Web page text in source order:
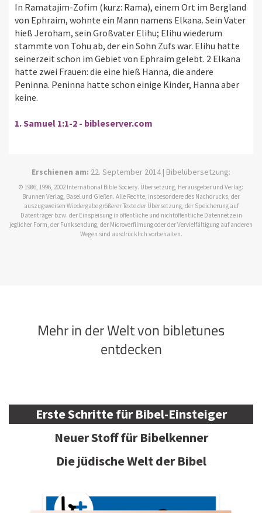
In Ramatajim-Zofim (kurz: Rama), einem Ort im Bergland
von Ephraim, wohnte ein Mann namens Elkana. Sein Vater
hieß Jeroham, sein Großvater Elihu; Elihu wiederum
stammte von Tohu ab, der ein Sohn Zufs war. Elihu hatte
seinerzeit schon im Gebiet von Ephraim gelebt. 2 Elkana
hatte zwei Frauen: die eine hieß Hanna, die andere
Peninna. Peninna hatte schon einige Kinder, Hanna aber
keine.
1. Samuel 1:1-2 - bibleserver.com
Erschienen am: 22. September 2014 | Bibelübersetzung:
© 1986, 1996, 2002 International Bible Society. Übersetzung, Herausgeber und Verlag:
Brunnen Verlag, Basel und Gießen. Alle Rechte, insbesondere des Nachdrucks, der
auszugsweisen Wiedergabe größerer Texte der Übersetzung, der Speicherung auf
Datenträger bzw. der Einspeisung in öffentliche und nichtöffentliche Datennetze in
jeglicher Form, der Funksendung, der Microverfilmung oder der Vervielfältigung auf anderen
Wegen sind ausdrücklich vorbehalten.
Mehr in der Welt von bibletunes
entdecken
Erste Schritte für Bibel-Einsteiger
Neuer Stoff für Bibelkenner
Die jüdische Welt der Bibel